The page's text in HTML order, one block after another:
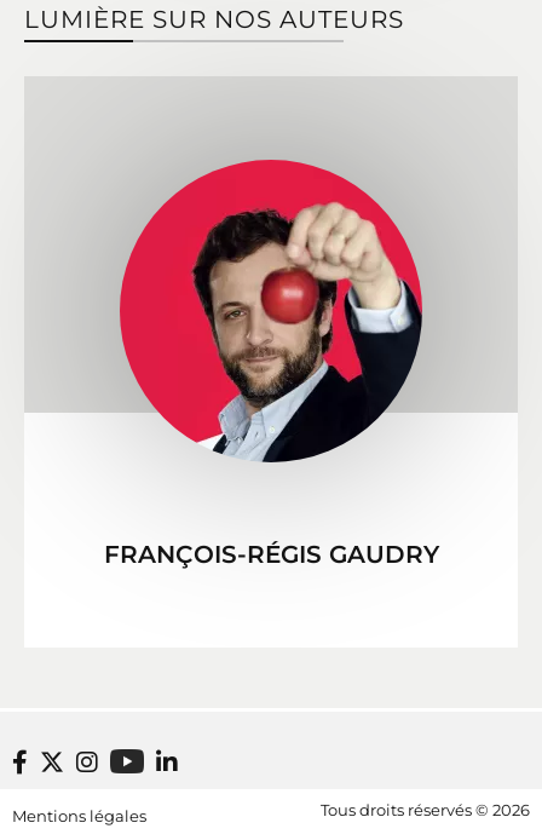
LUMIÈRE SUR NOS AUTEURS
FRANÇOIS-RÉGIS GAUDRY
Footer bottom
Mentions légales
Tous droits réservés © 2026